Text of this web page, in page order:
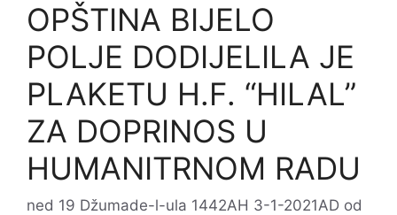
OPŠTINA BIJELO
POLJE DODIJELILA JE
PLAKETU H.F. “HILAL”
ZA DOPRINOS U
HUMANITRNOM RADU
ned 19 Džumade-l-ula 1442AH 3-1-2021AD od